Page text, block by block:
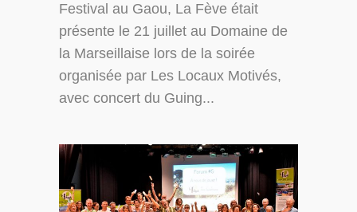
Festival au Gaou, La Fève était
présente le 21 juillet au Domaine de
la Marseillaise lors de la soirée
organisée par Les Locaux Motivés,
avec concert du Guing...